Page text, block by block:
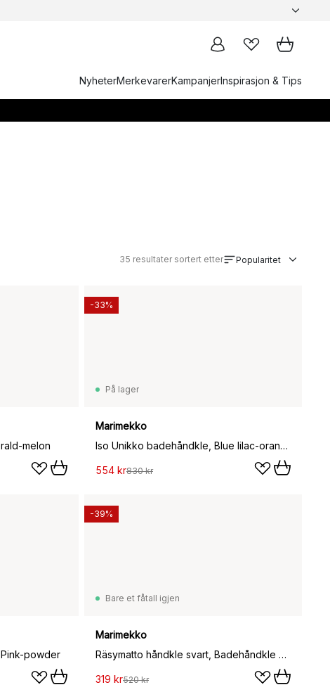
NyheterMerkevarerKampanjerInspirasjon & Tips
35 resultater sortert etter Popularitet
melon
På lager
Marimekko
Iso Unikko badehåndkle, Blue lilac-orange red, 100x180 cm
554 kr830 kr
-33%
powder
Bare et fåtall igjen
Marimekko
Räsymatto håndkle svart, Badehåndkle 70x150 cm
319 kr520 kr
-39%